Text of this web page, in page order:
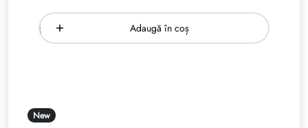
Adaugă în coș
New